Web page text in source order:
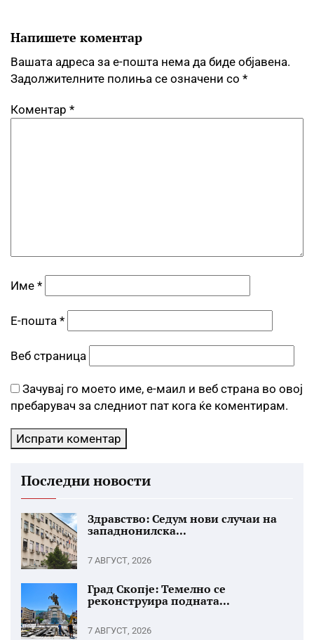
Напишете коментар
Вашата адреса за е-пошта нема да биде објавена.
Задолжителните полиња се означени со *
Коментар *
Име *
Е-пошта *
Веб страница
Зачувај го моето име, е-маил и веб страна во овој
пребарувач за следниот пат кога ќе коментирам.
Последни новости
Здравство: Седум нови случаи на
западнонилска...
7 АВГУСТ, 2026
Град Скопје: Темелно се
реконструира подната...
7 АВГУСТ, 2026